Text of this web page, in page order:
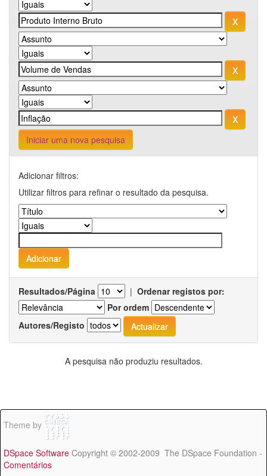
Iniciar uma nova pesquisa
Adicionar filtros:
Utilizar filtros para refinar o resultado da pesquisa.
Resultados/Página | Ordenar registos por:
Por ordem
Autores/Registo
A pesquisa não produziu resultados.
Theme by
DSpace Software Copyright © 2002-2009 The DSpace Foundation -
Comentários